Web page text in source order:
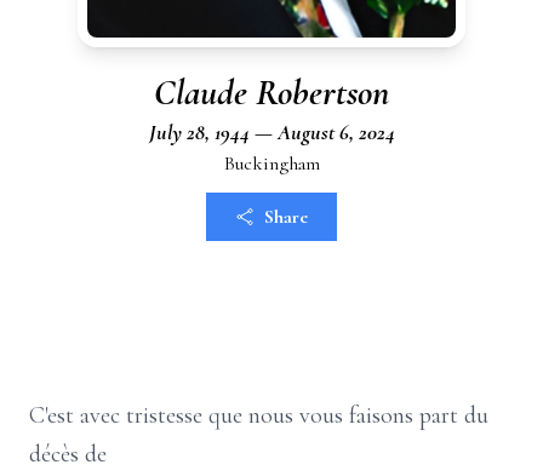
Claude Robertson
July 28, 1944 — August 6, 2024
Buckingham
Share
C'est avec tristesse que nous vous faisons part du
décès de